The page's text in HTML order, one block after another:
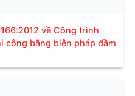
về Công trình
công bằng biện pháp đầm